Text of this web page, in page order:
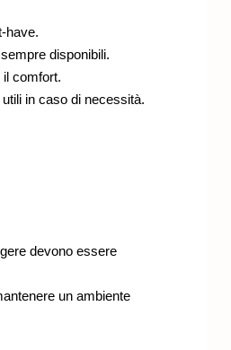
have.
disponibili.
il comfort.
in caso di necessità.
devono essere
un ambiente